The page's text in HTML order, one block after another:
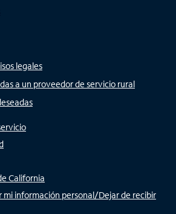
legales
a un proveedor de servicio rural
California
mi información personal/Dejar de recibir